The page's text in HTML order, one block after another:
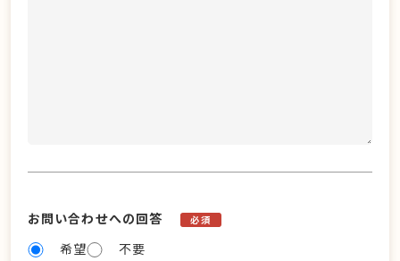
お問い合わせへの回答 必須
希望 不要